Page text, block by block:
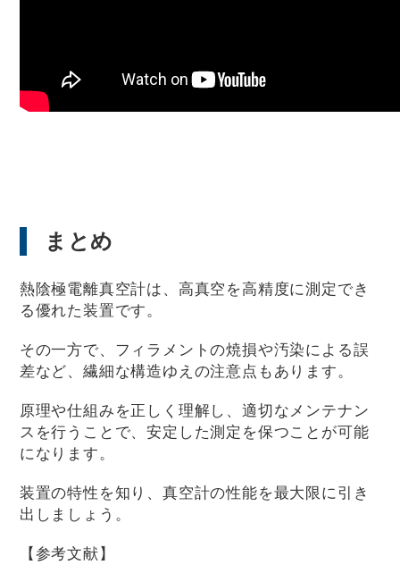
まとめ
熱陰極電離真空計は、高真空を高精度に測定でき
る優れた装置です。
その一方で、フィラメントの焼損や汚染による誤
差など、繊細な構造ゆえの注意点もあります。
原理や仕組みを正しく理解し、適切なメンテナン
スを行うことで、安定した測定を保つことが可能
になります。
装置の特性を知り、真空計の性能を最大限に引き
出しましょう。
【参考文献】